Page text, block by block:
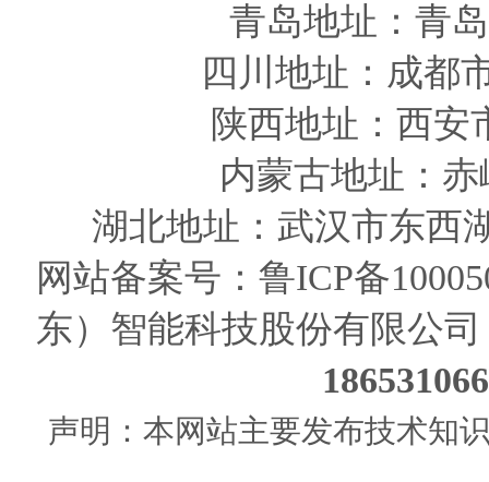
青岛地址 ：青
四川 地址 ：成都
陕西地址 ：西
内蒙古地址：
湖北地址：武汉市东西
网站备案号： 鲁ICP备
东）智能科技股份有限公司
声明：本网站主要发布技术知